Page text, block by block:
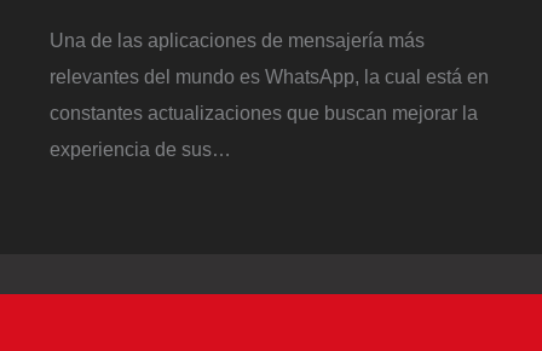
Una de las aplicaciones de mensajería más
relevantes del mundo es WhatsApp, la cual está en
constantes actualizaciones que buscan mejorar la
experiencia de sus…